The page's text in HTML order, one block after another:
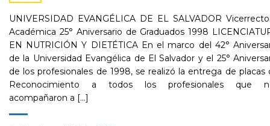
UNIVERSIDAD EVANGÉLICA DE EL SALVADOR
Académica 25° Aniversario de Graduados 1998
EN NUTRICIÓN Y DIETÉTICA En el marco del 42°
de la Universidad Evangélica de El Salvador y el 25°
de los profesionales de 1998, se realizó la entrega de placas
Reconocimiento a todos los profesionales que
acompañaron a [...]